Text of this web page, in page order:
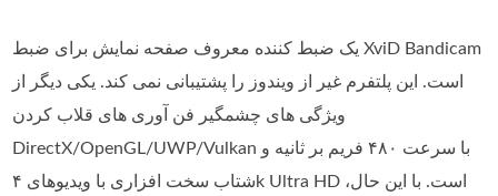
یک ضبط کننده معروف صفحه نمایش برای ضبط XviD Bandicam
است. این پلتفرم غیر از ویندوز را پشتیبانی نمی کند. یکی دیگر از
ویژگی های چشمگیر فن آوری های قلاب کردن
DirectX/OpenGL/UWP/Vulkan با سرعت ۴۸۰ فریم بر ثانیه و
شتاب سخت افزاری با ویدیوهای ۴k Ultra HD است. با این حال،